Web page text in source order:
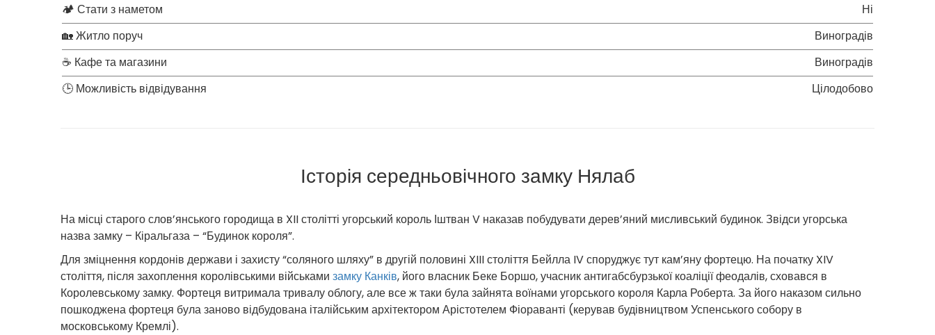
🏕 Стати з наметом
Ні
🏡 Житло поруч
Виноградів
☕ Кафе та магазини
Виноградів
🕒 Можливість відвідування
Цілодобово
Історія середньовічного замку Нялаб
На місці старого слов’янського городища в XII столітті угорський король Іштван V наказав побудувати дерев’яний мисливський будинок. Звідси угорська
назва замку – Кіральгаза – “Будинок короля”.
Для зміцнення кордонів держави і захисту “соляного шляху” в другій половині XIII століття Бейлла IV споруджує тут кам’яну фортецю. На початку XIV
століття, після захоплення королівськими військами замку Канків, його власник Беке Боршо, учасник антигабсбурзької коаліції феодалів, сховався в
Королевському замку. Фортеця витримала тривалу облогу, але все ж таки була зайнята воїнами угорського короля Карла Роберта. За його наказом сильно
пошкоджена фортеця була заново відбудована італійським архітектором Арістотелем Фіораванті (керував будівництвом Успенського собору в
московському Кремлі).